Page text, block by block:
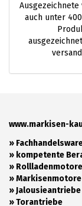
auch unter
www.markisen-
»
» kompetente
» Rollladenmotore
»Markisenmotore
»Jalousieantriebe
»Torantriebe